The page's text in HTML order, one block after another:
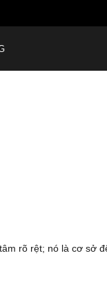
rõ rệt; nó là cơ sở